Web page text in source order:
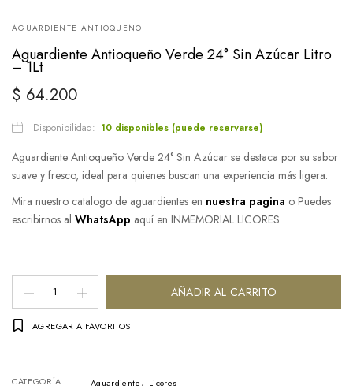
AGUARDIENTE ANTIOQUEÑO
Aguardiente Antioqueño Verde 24° Sin Azúcar Litro
– 1Lt
$ 64.200
Disponibilidad: 10 disponibles (puede reservarse)
Aguardiente Antioqueño Verde 24° Sin Azúcar se destaca por su sabor
suave y fresco, ideal para quienes buscan una experiencia más ligera.
Mira nuestro catalogo de aguardientes en nuestra pagina o Puedes
escribirnos al WhatsApp aquí en INMEMORIAL LICORES.
Aguardiente
Antioqueño
Verde
24°
AÑADIR AL CARRITO
AGREGAR A FAVORITOS
CATEGORÍA Aguardiente, Licores